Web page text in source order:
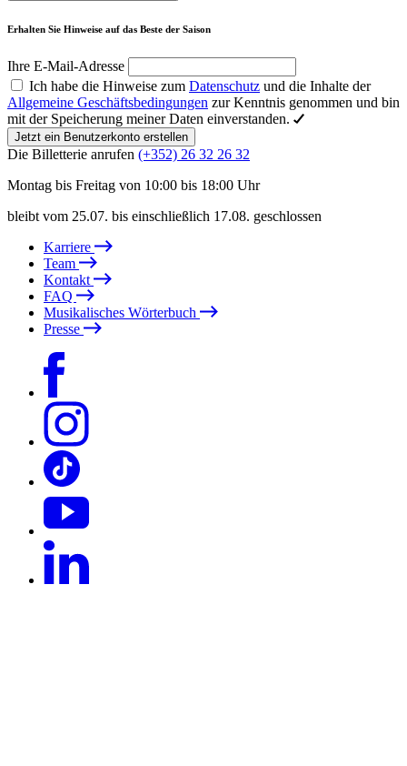
Erhalten Sie Hinweise auf das Beste der Saison
Ihre E-Mail-Adresse
Ich habe die Hinweise zum Datenschutz und die Inhalte der
Allgemeine Geschäftsbedingungen zur Kenntnis genommen und bin
mit der Speicherung meiner Daten einverstanden.
Jetzt ein Benutzerkonto erstellen
Die Billetterie anrufen (+352) 26 32 26 32
Montag bis Freitag von 10:00 bis 18:00 Uhr
bleibt vom 25.07. bis einschließlich 17.08. geschlossen
Karriere
Team
Kontakt
FAQ
Musikalisches Wörterbuch
Presse